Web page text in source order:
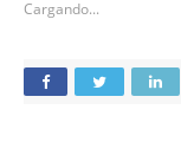
Cargando...